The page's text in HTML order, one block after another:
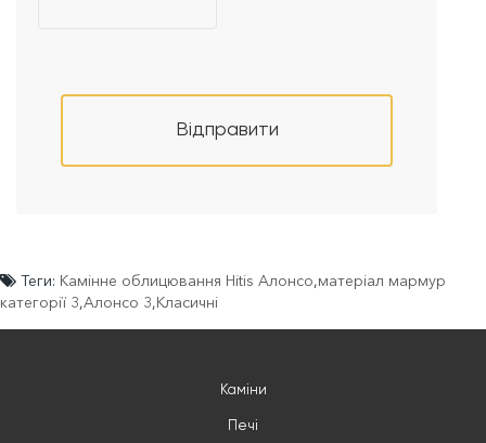
Відправити
Теги: Камінне облицювання Hitis Алонсо,матеріал мармур
категорії 3,Алонсо 3,Класичні
Каміни
Печі